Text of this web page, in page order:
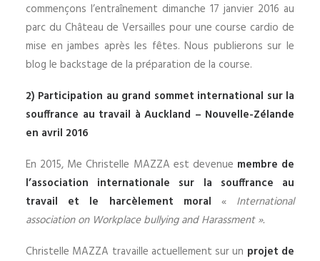
commençons l’entraînement dimanche 17 janvier 2016 au
parc du Château de Versailles pour une course cardio de
mise en jambes après les fêtes. Nous publierons sur le
blog le backstage de la préparation de la course.
2) Participation au grand sommet international sur la
souffrance au travail à Auckland – Nouvelle-Zélande
en avril 2016
En 2015, Me Christelle MAZZA est devenue membre de
l’association internationale sur la souffrance au
travail et le harcèlement moral « International
association on Workplace bullying and Harassment ».
Christelle MAZZA travaille actuellement sur un projet de